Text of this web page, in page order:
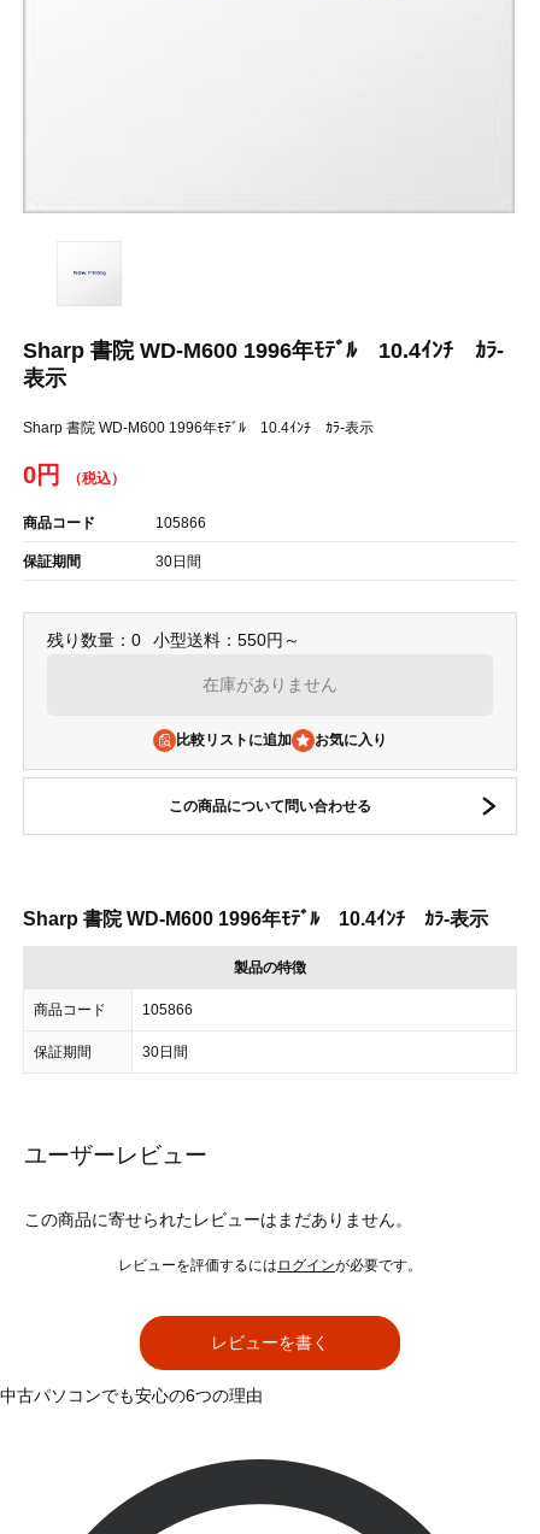
Sharp 書院 WD-M600 1996年ﾓﾃﾞﾙ 10.4ｲﾝﾁ ｶﾗ-
表示
Sharp 書院 WD-M600 1996年ﾓﾃﾞﾙ 10.4ｲﾝﾁ ｶﾗ-表示
0円
商品コード 105866
保証期間 30日間
残り数量：0 小型送料：550円～
在庫がありません
比較リストに追加
この商品について問い合わせる
Sharp 書院 WD-M600 1996年ﾓﾃﾞﾙ 10.4ｲﾝﾁ ｶﾗ-表示
製品の特徴
商品コード 105866
保証期間 30日間
ユーザーレビュー
この商品に寄せられたレビューはまだありません。
レビューを評価するには ログインが必要です。
レビューを書く
中古パソコンでも安心の6つの理由